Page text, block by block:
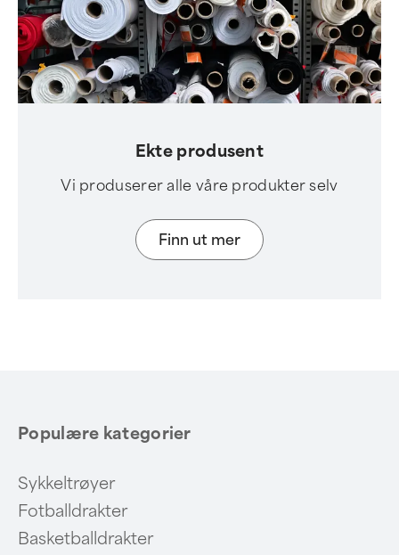
Ekte produsent
Vi produserer alle våre produkter selv
Finn ut mer
Populære kategorier
Sykkeltrøyer
Fotballdrakter
Basketballdrakter